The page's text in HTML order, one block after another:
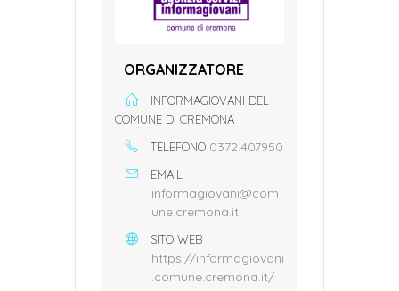
ORGANIZZATORE
INFORMAGIOVANI DEL
COMUNE DI CREMONA
TELEFONO 0372.407950
EMAIL
informagiovani@com
une.cremona.it
SITO WEB
https://informagiovani
.comune.cremona.it/